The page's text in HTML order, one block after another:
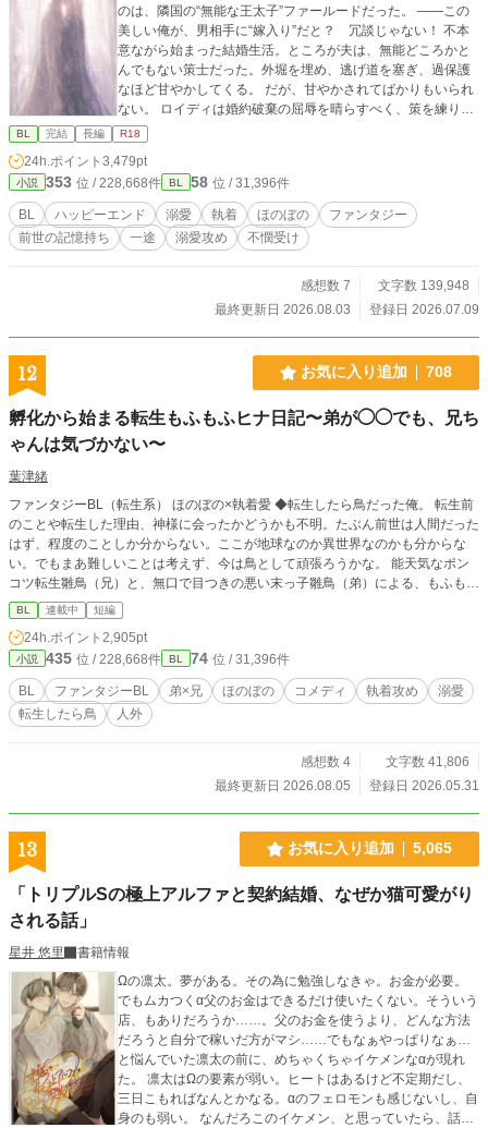
とすべてのルートを試し、ゲームをやり込みまくった。 でも
何をしてもジルベスターは断罪された。 ボクはこの世界で大
声で叫ぶ。 ボクのお義兄様はカッコよくて優しい最高のお義
兄様なんだからっ！ ゲームの世界ならいざしらず、このボク
がついてるからには断罪なんてさせないっ！ 最高に可愛いハ
イスぺモブ令息に転生したボクは、可愛さと前世の知識を武
器にお義兄さまを守りますっ！ ※表紙その他のイラストはAI
にて作成致しております。（文字指定のみで作成しておりま
す） ⭐︎⭐︎⭐︎ ご拝読頂きありがとうございます！ コメント、エー
ル、いいねお待ちしております♡ 「もう我慢なんてしませ
ん！家族からうとまれていた俺は、家を出て冒険者になりま
す！」書籍発売中！ 連載続いておりますので、そちらもぜひ
♡
のは、隣国の“無能な王太子”ファールードだった。 ——この
美しい俺が、男相手に“嫁入り”だと？ 冗談じゃない！ 不本
意ながら始まった結婚生活。ところが夫は、無能どころかと
んでもない策士だった。外堀を埋め、逃げ道を塞ぎ、過保護
なほど甘やかしてくる。 だが、甘やかされてばかりもいられ
ない。 ロイディは婚約破棄の屈辱を晴らすべく、策を練り始
める。 こう見えて前世は起業家。その経験を生かし、嫁ぎ先
にも利益をもたらしながら、自分を侮った連中を経済でぶん
殴れないかと考えたのだ。 そんな異様に沸点の低い妻に、策
士の夫も振り回されっぱなしで——！？ 無能を装う策士な執
着溺愛攻め×策士から逃げられない生意気ツンデレ受け🌱 腹
の探り合いといちゃつき多めの、デロ甘政略結婚BL。
BL 完結 長編 R18
24h.ポイント 3,479pt
小説 353 位 / 228,668件 BL 58 位 / 31,396件
BL ハッピーエンド 溺愛 執着 ほのぼの
ファンタジー
前世の記憶持ち
一途 溺愛攻め 不憫受け
感想数 7
文字数 139,948
最終更新日 2026.08.03
登録日 2026.07.09
12 お気に入り追加 708
孵化から始まる転生もふもふヒナ日記〜弟が◯◯でも、兄ち
ゃんは気づかない〜
葉津緒
ファンタジーBL（転生系） ほのぼの×執着愛 ◆転生したら鳥だった俺。 転生前
のことや転生した理由、神様に会ったかどうかも不明。たぶん前世は人間だった
はず、程度のことしか分からない。ここが地球なのか異世界なのかも分からな
い。でもまあ難しいことは考えず、今は鳥として頑張ろうかな。 能天気なポン
コツ転生雛鳥（兄）と、無口で目つきの悪い末っ子雛鳥（弟）による、もふもふ
な日々……だけじゃない……？ ◆元人間のもふもふ雛鳥（受）×正体を隠す重め
な執着弟（攻）。一見かわいい二羽のもふもふ兄弟たちの、すれ違いコメディ＆
時々シリアス物語🐣 ※本編は全年齢向けBLになります。 完結後に番外編にて少
しだけいちゃいちゃな場面（R15程度）を書く予定です。
BL 連載中 短編
24h.ポイント 2,905pt
小説 435 位 / 228,668件 BL 74 位 / 31,396件
BL ファンタジーBL 弟×兄 ほのぼの コメディ 執着攻め
溺愛
転生したら鳥
人外
感想数 4
文字数 41,806
最終更新日 2026.08.05
登録日 2026.05.31
13 お気に入り追加 5,065
「トリプルSの極上アルファと契約結婚、なぜか猫可愛がり
される話」
星井 悠里
書籍情報
Ωの凛太。夢がある。その為に勉強しなきゃ。お金が必要。
でもムカつくα父のお金はできるだけ使いたくない。そういう
店、もありだろうか……。父のお金を使うより、どんな方法
だろうと自分で稼いだ方がマシ……でもなぁやっぱりなぁ…
と悩んでいた凛太の前に、めちゃくちゃイケメンなαが現れ
た。 凛太はΩの要素が弱い。ヒートはあるけど不定期だし、
三日こもればなんとかなる。αのフェロモンも感じないし、自
身のも弱い。 なんだろこのイケメン、と思っていたら、話し